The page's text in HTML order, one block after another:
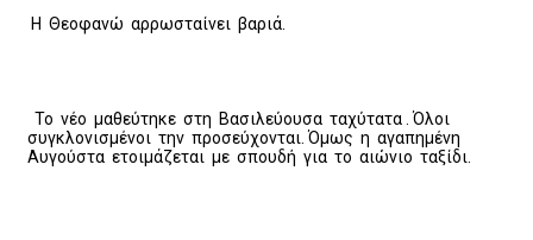
Η Θεοφανώ αρρωσταίνει βαριά.
Το νέο μαθεύτηκε στη Βασιλεύουσα ταχύτατα . Όλοι
συγκλονισμένοι την προσεύχονται. Όμως η αγαπημένη
Αυγούστα ετοιμάζεται με σπουδή για το αιώνιο ταξίδι.